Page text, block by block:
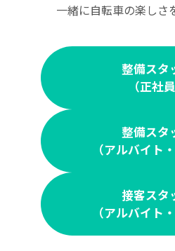
一緒に自転車の楽しさ
整備スタ
（正社員
整備スタ
（アルバイト
接客スタ
（アルバイト